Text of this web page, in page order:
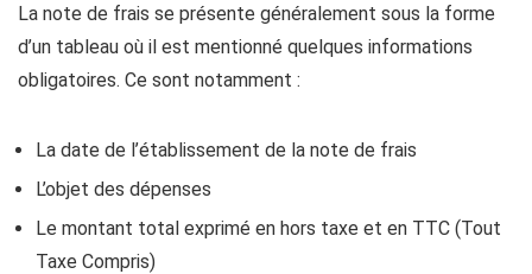
La note de frais se présente généralement sous la forme
d’un tableau où il est mentionné quelques informations
obligatoires. Ce sont notamment :
La date de l’établissement de la note de frais
L’objet des dépenses
Le montant total exprimé en hors taxe et en TTC (Tout
Taxe Compris)